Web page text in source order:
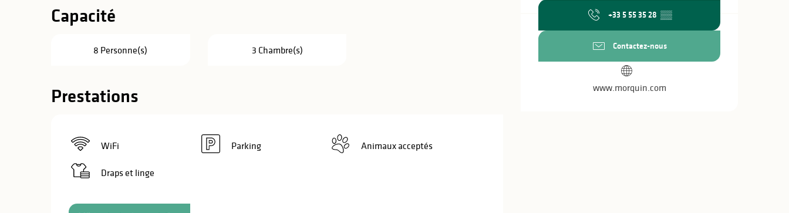
+33 5 55 35 28 ▒▒
Contactez-nous
www.morquin.com
Capacité
8 Personne(s) 3 Chambre(s)
Prestations
WiFi Parking Animaux acceptés
Draps et linge